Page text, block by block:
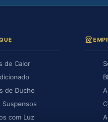
de Calor
de Duche
Suspensos
com Luz